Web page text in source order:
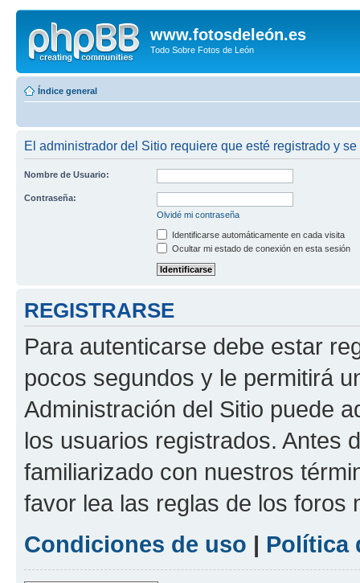
www.fotosdeleón.es
Todo Sobre Fotos de León
Índice general
El administrador del Sitio requiere que esté registrado y
Nombre de Usuario:
Contraseña:
Olvidé mi contraseña
Identificarse automáticamente en cada visita
Ocultar mi estado de conexión en esta sesión
REGISTRARSE
Para autenticarse debe estar
pocos segundos y le permitirá
Administración del Sitio puede
los usuarios registrados. Antes
familiarizado con nuestros
favor lea las reglas de los foros
Condiciones de uso | Política